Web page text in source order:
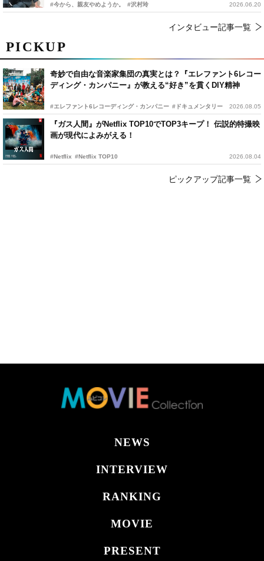
PICKUP
奇妙で自由な音楽家集団の真実とは？『エレファント6レコー
ディング・カンパニー』が教える“好き”を貫くDIY精神
#エレファント6レコーディング・カンパニー #ドキュメンタリー 2026.08.05
『ガス人間』がNetflix TOP10でTOP3キープ！ 伝説的特撮映
画が現代によみがえる！
#Netflix #Netflix TOP10 2026.08.04
ピックアップ記事一覧
#今から、親友やめようか。 #沢村玲 2026.06.20
インタビュー記事一覧
NEWS
INTERVIEW
RANKING
MOVIE
PRESENT